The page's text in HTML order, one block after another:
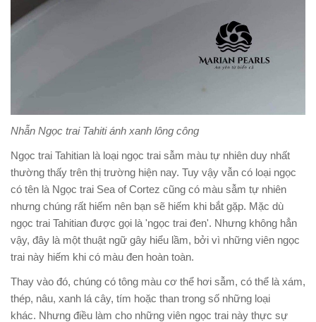
Nhẫn Ngọc trai Tahiti ánh xanh lông công
Ngọc trai Tahitian là loại ngọc trai sẫm màu tự nhiên duy nhất
thường thấy trên thị trường hiện nay. Tuy vậy vẫn có loại ngọc
có tên là Ngọc trai Sea of ​​Cortez cũng có màu sẫm tự nhiên
nhưng chúng rất hiếm nên bạn sẽ hiếm khi bắt gặp. Mặc dù
ngọc trai Tahitian được gọi là 'ngọc trai đen'. Nhưng không hẳn
vậy, đây là một thuật ngữ gây hiểu lầm, bởi vì những viên ngọc
trai này hiếm khi có màu đen hoàn toàn.
Thay vào đó, chúng có tông màu cơ thể hơi sẫm, có thể là xám,
thép, nâu, xanh lá cây, tím hoặc than trong số những loại
khác. Nhưng điều làm cho những viên ngọc trai này thực sự